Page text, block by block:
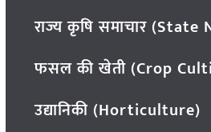
राज्य कृषि समाचार (State
फसल की खेती (Crop
उद्यानिकी (Horticulture)